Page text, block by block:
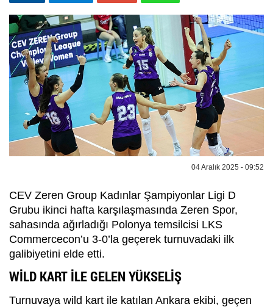
04 Aralık 2025 - 09:52
CEV Zeren Group Kadınlar Şampiyonlar Ligi D
Grubu ikinci hafta karşılaşmasında Zeren Spor,
sahasında ağırladığı Polonya temsilcisi LKS
Commercecon’u 3-0’la geçerek turnuvadaki ilk
galibiyetini elde etti.
WİLD KART İLE GELEN YÜKSELİŞ
Turnuvaya wild kart ile katılan Ankara ekibi, geçen